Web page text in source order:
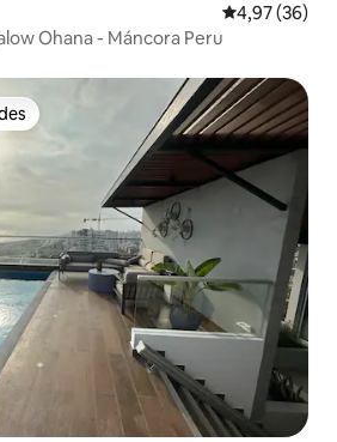
4,97 de uma
4,97 (36)
Ohana - Máncora Peru